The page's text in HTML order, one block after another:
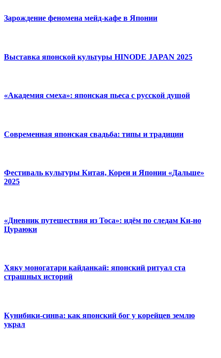
Зарождение феномена мейд-кафе в Японии
Выставка японской культуры HINODE JAPAN 2025
«Академия смеха»: японская пьеса с русской душой
Современная японская свадьба: типы и традиции
Фестиваль культуры Китая, Кореи и Японии «Дальше»
2025
«Дневник путешествия из Тоса»: идём по следам Ки-но
Цураюки
Хяку моногатари кайданкай: японский ритуал ста
страшных историй
Кунибики-синва: как японский бог у корейцев землю
украл